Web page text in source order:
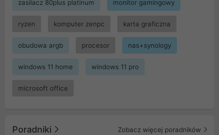
zasilacz 80plus platinum monitor gamingowy
ryzen komputer zenpc karta graficzna
obudowa argb procesor nas+synology
windows 11 home windows 11 pro
microsoft office
Poradniki Zobacz więcej poradników